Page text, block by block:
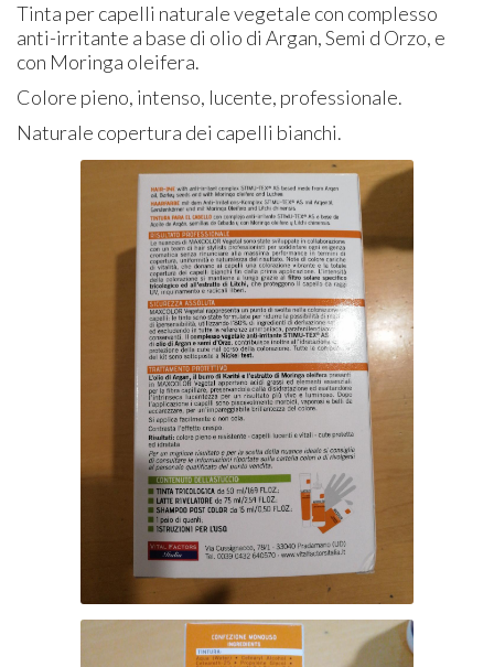
Tinta per capelli naturale vegetale con complesso
anti-irritante a base di olio di Argan, Semi d Orzo, e
con Moringa oleifera.
Colore pieno, intenso, lucente, professionale.
Naturale copertura dei capelli bianchi.